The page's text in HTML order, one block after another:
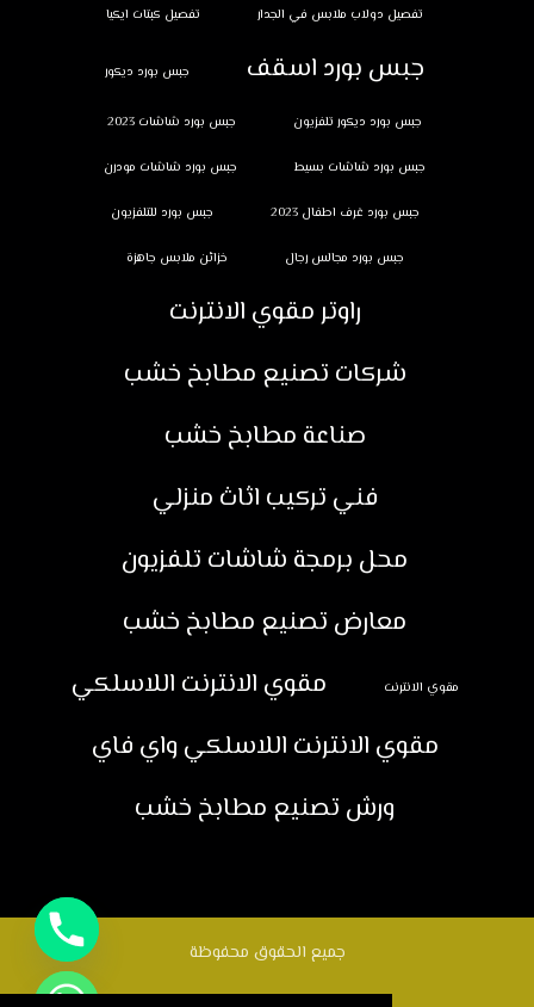
تفصيل دولاب ملابس في الجدار تفصيل كبتات ايكيا
جبس بورد اسقف جبس بورد ديكور
جبس بورد ديكور تلفزيون جبس بورد شاشات 2023
جبس بورد شاشات بسيط جبس بورد شاشات مودرن
جبس بورد غرف اطفال 2023 جبس بورد للتلفزيون
جبس بورد مجالس رجال خزائن ملابس جاهزة
راوتر مقوي الانترنت
شركات تصنيع مطابخ خشب
صناعة مطابخ خشب
فني تركيب اثاث منزلي
محل برمجة شاشات تلفزيون
معارض تصنيع مطابخ خشب
مقوي الانترنت
مقوي الانترنت اللاسلكي
مقوي الانترنت اللاسلكي واي فاي
ورش تصنيع مطابخ خشب
جميع الحقوق محفوظة